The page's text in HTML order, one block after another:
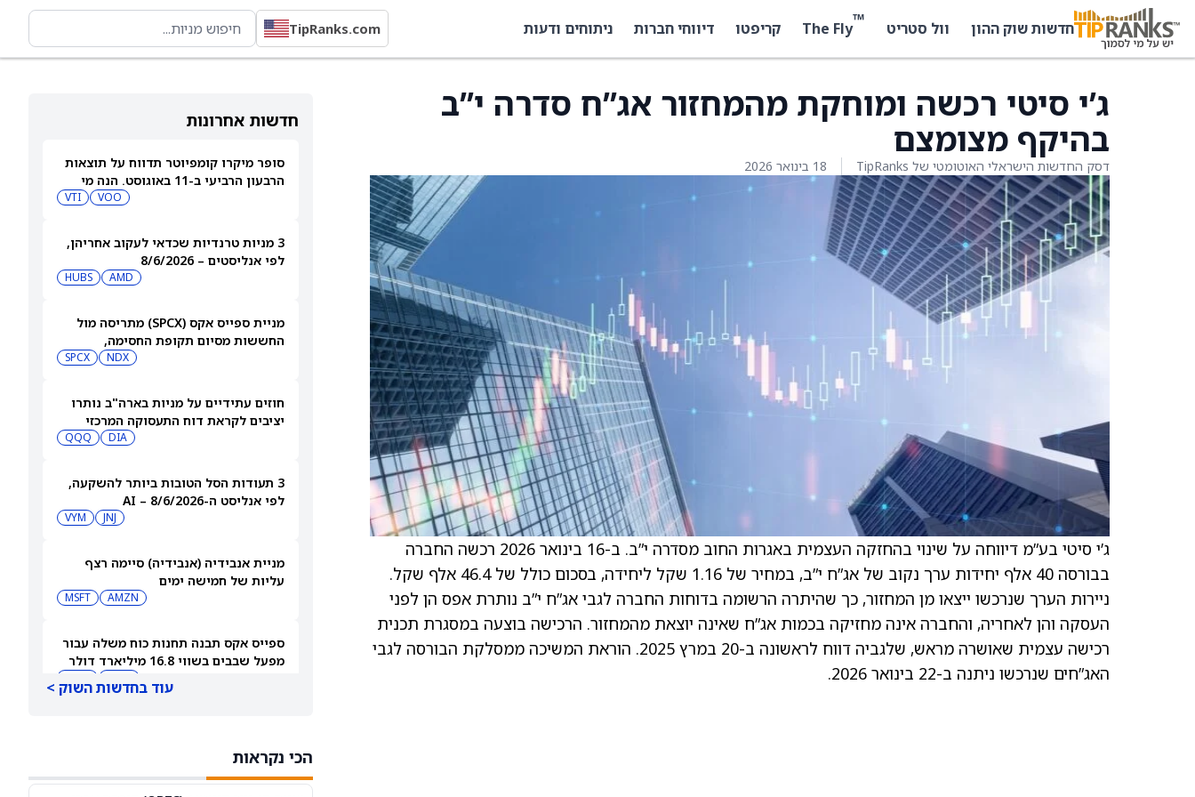
חדשות שוק ההון וול סטריט ™
The Fly קריפטו דיווחי חברות ניתוחים ודעות TipRanks.com
חדשות אחרונות
סופר מיקרו קומפיוטר תדווח על תוצאות
הרבעון הרביעי ב-11 באוגוסט. הנה מי
VOO
VTI
3 מניות טרנדיות שכדאי לעקוב אחריהן,
לפי אנליסטים – 8/6/2026
AMD
HUBS
מניית ספייס אקס (SPCX) מתריסה מול
החששות מסיום תקופת החסימה,
NDX
SPCX
חוזים עתידיים על מניות בארה"ב נותרו
יציבים לקראת דוח התעסוקה המרכזי
DIA
QQQ
3 תעודות הסל הטובות ביותר להשקעה,
לפי אנליסט ה-AI – 8/6/2026
JNJ
VYM
מניית אנבידיה (אנבידיה) סיימה רצף
עליות של חמישה ימים
AMZN
MSFT
ספייס אקס תבנה תחנות כוח משלה עבור
מפעל שבבים בשווי 16.8 מיליארד דולר
מהלך ה-AI inference שלה
עוד בחדשות השוק >
הכי נקראות
ג’י סיטי רכשה ומוחקת מהמחזור אג”ח סדרה י”ב
בהיקף מצומצם
דסק החדשות הישראלי האוטומטי של TipRanks 18 בינואר 2026
ג’י סיטי בע”מ דיווחה על שינוי בהחזקה העצמית באגרות החוב מסדרה י”ב. ב-16 בינואר 2026 רכשה החברה
בבורסה 40 אלף יחידות ערך נקוב של אג”ח י”ב, במחיר של 1.16 שקל ליחידה, בסכום כולל של 46.4 אלף שקל.
ניירות הערך שנרכשו ייצאו מן המחזור, כך שהיתרה הרשומה בדוחות החברה לגבי אג”ח י”ב נותרת אפס הן לפני
העסקה והן לאחריה, והחברה אינה מחזיקה בכמות אג”ח שאינה יוצאת מהמחזור. הרכישה בוצעה במסגרת תכנית
רכישה עצמית שאושרה מראש, שלגביה דווח לראשונה ב-20 במרץ 2025. הוראת המשיכה ממסלקת הבורסה לגבי
האג”חים שנרכשו ניתנה ב-22 בינואר 2026.